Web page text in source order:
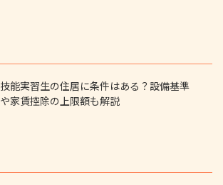
技能実習生の住居に条件はある？設備基準
や家賃控除の上限額も解説